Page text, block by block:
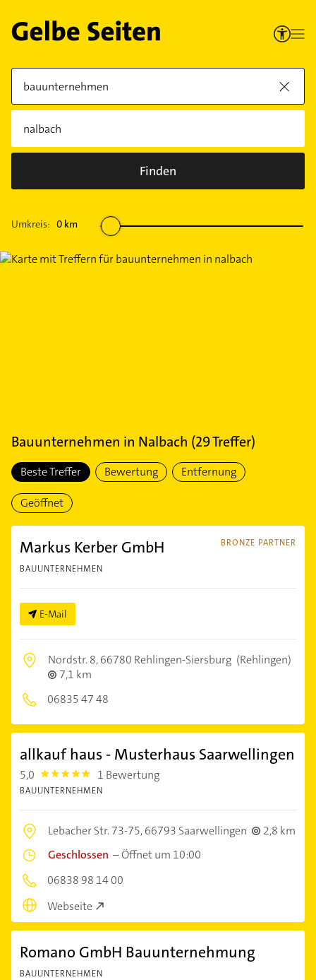
Finden
Umkreis: 0 km
Bauunternehmen in Nalbach (29Treffer)
Beste Treffer Bewertung Entfernung
Geöffnet
BRONZE PARTNER
Markus Kerber GmbH
BAUUNTERNEHMEN
E-Mail
Nordstr. 8,66780 Rehlingen-Siersburg (Rehlingen)
7,1 km
06835 47 48
allkauf haus - Musterhaus Saarwellingen
5,0 5.0 1 Bewertung
BAUUNTERNEHMEN
Lebacher Str. 73-75,66793 Saarwellingen
2,8 km
Geschlossen –Öffnet um 10:00
06838 98 14 00
Webseite
Romano GmbH Bauunternehmung
BAUUNTERNEHMEN